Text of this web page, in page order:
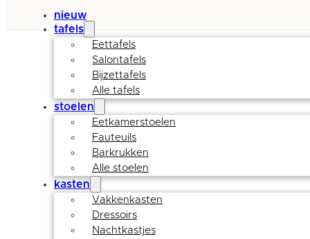
nieuw
tafels
Eettafels
Salontafels
Bijzettafels
Alle tafels
stoelen
Eetkamerstoelen
Fauteuils
Barkrukken
Alle stoelen
kasten
Vakkenkasten
Dressoirs
Nachtkastjes